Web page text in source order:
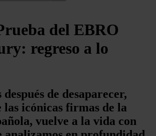
del EBRO
regreso a lo
después de desaparecer,
las icónicas firmas de la
vuelve a la vida con